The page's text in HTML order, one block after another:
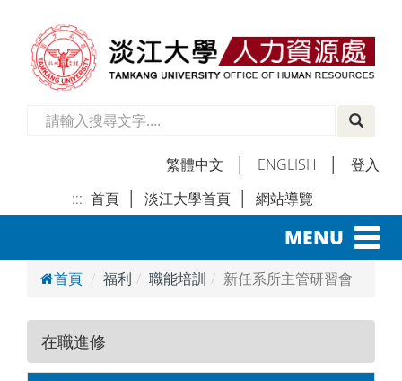
繁體中文 ENGLISH
登入
::: 首頁 淡江大學首頁 網站導覽
MENU
首頁 福利 職能培訓 新任系所主管研習會
在職進修